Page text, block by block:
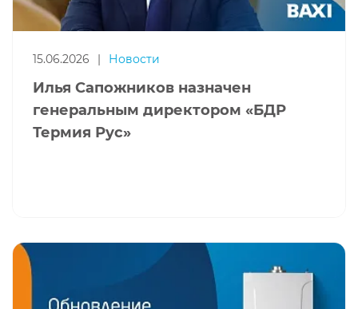
15.06.2026 | Новости
Илья Сапожников назначен
генеральным директором «БДР
Термия Рус»